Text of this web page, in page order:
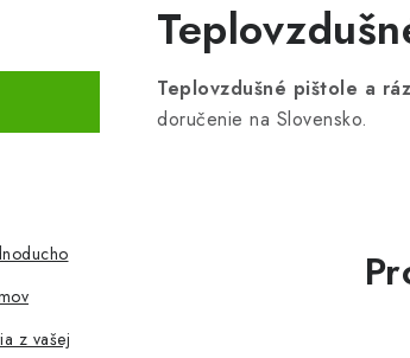
z vašej
Teplovzdušné pištole a
doručenie na Slovensko.